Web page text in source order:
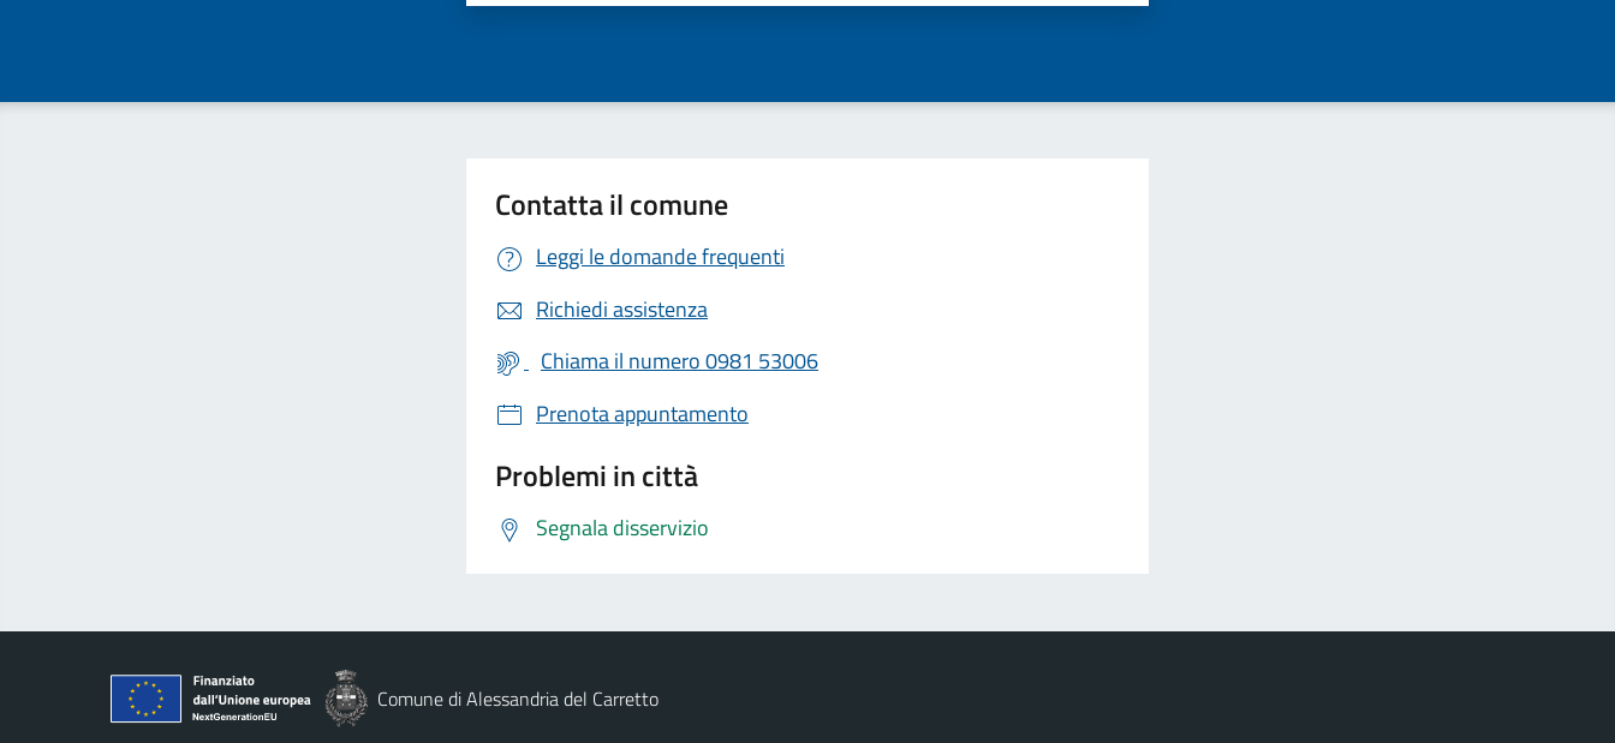
Contatta il comune
Leggi le domande frequenti
Richiedi assistenza
Chiama il numero 0981 53006
Prenota appuntamento
Problemi in città
Segnala disservizio
Comune di Alessandria del Carretto